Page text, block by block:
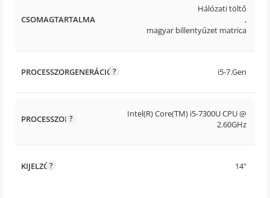
CSOMAGTARTALMA
Hálózati töltő
,
magyar billentyűzet matrica
PROCESSZORGENERÁCIÓ i5-7.Gen
PROCESSZOR
Intel(R) Core(TM) i5-7300U CPU @
2.60GHz
KIJELZŐ 14"